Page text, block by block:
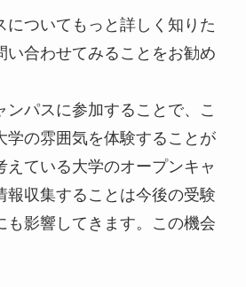
についてもっと詳しく知りた
い合わせてみることをお勧め
ンパスに参加することで、こ
学の雰囲気を体験することが
えている大学のオープンキャ
報収集することは今後の受験
も影響してきます。この機会